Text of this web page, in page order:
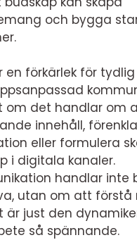
och bygga
en förkärlek för
om det handlar om
innehåll,
eller formulera
i digitala kanaler.
handlar inte
utan om att förstå
är just den
så spännande.